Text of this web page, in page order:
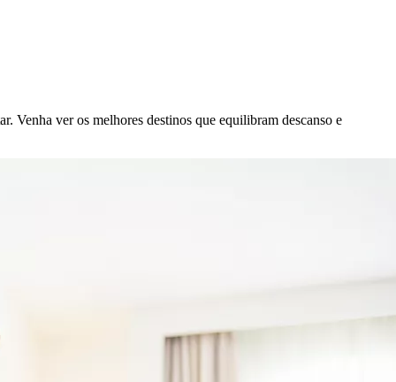
Venha ver os melhores destinos que equilibram descanso e